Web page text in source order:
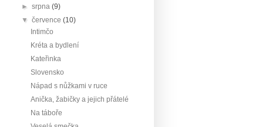
►srpna(9)
▼července(10)
Intimčo
Kréta a bydlení
Kateřinka
Slovensko
Nápad s nůžkami v ruce
Anička, žabičky a jejich přátelé
Na táboře